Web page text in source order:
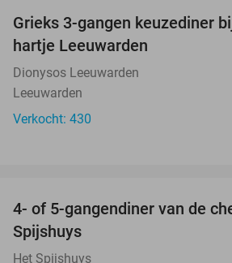
Grieks 3-gangen keuzediner
hartje Leeuwarden
Dionysos Leeuwarden
Leeuwarden
Verkocht: 430
4- of 5-gangendiner van de
Spijshuys
Het Spijshuys